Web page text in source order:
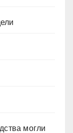
могли